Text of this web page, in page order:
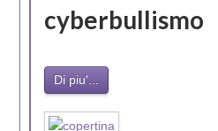
cyberbullismo
Di piu'...